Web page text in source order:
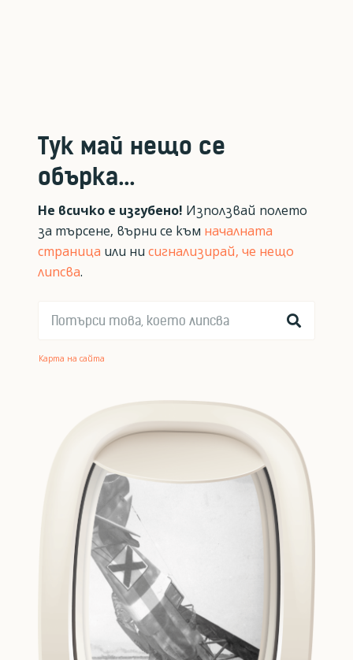
Тук май нещо се
обърка...
Не всичко е изгубено! Използвай полето
за търсене, върни се към началната
страница или ни сигнализирай, че нещо
липсва.
Карта на сайта